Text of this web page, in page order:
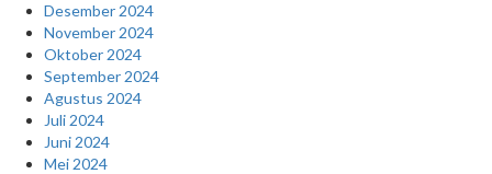
Desember 2024
November 2024
Oktober 2024
September 2024
Agustus 2024
Juli 2024
Juni 2024
Mei 2024